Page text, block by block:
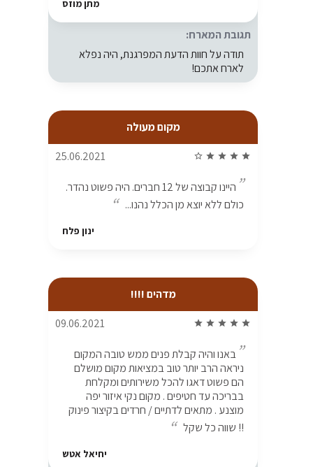
מתן מוזס
תגובת המארח:
תודה על חוות הדעת המפרגנת, היה נפלא
לארח אתכם!
מקום מעולה
star
star
star
star
star_border
25.06.2021
היינו קבוצה של 12 חברים. היה פשוט נהדר.
כולם ללא יוצא מן הכלל נהנו...
ינון פלח
מדהים !!!!
star
star
star
star
star
09.06.2021
באנו והיה קבלת פנים ממש טובה המקום
ניראה הרב יותר טוב במציאות מקום מושלם
הם פשוט דאגו להכל משירותים ומקלחת
בבריכה עד חטיפים . מקום נקי איזור יפה
מוצנע . מתאים לדתיים / חרדים בקיצור פינוק
!! שווה כל שקל
יחיאל אטש